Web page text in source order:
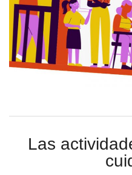
Las